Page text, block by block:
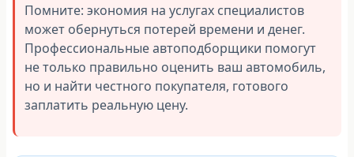
Помните: экономия на услугах специалистов
может обернуться потерей времени и денег.
Профессиональные автоподборщики помогут
не только правильно оценить ваш автомобиль,
но и найти честного покупателя, готового
заплатить реальную цену.